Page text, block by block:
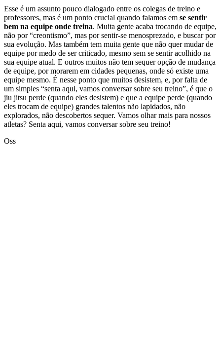
Esse é um assunto pouco dialogado entre os colegas de treino e
professores, mas é um ponto crucial quando falamos em se sentir
bem na equipe onde treina. Muita gente acaba trocando de equipe,
não por “creontismo”, mas por sentir-se menosprezado, e buscar por
sua evolução. Mas também tem muita gente que não quer mudar de
equipe por medo de ser criticado, mesmo sem se sentir acolhido na
sua equipe atual. E outros muitos não tem sequer opção de mudança
de equipe, por morarem em cidades pequenas, onde só existe uma
equipe mesmo. É nesse ponto que muitos desistem, e, por falta de
um simples “senta aqui, vamos conversar sobre seu treino”, é que o
jiu jitsu perde (quando eles desistem) e que a equipe perde (quando
eles trocam de equipe) grandes talentos não lapidados, não
explorados, não descobertos sequer. Vamos olhar mais para nossos
atletas? Senta aqui, vamos conversar sobre seu treino!
Oss